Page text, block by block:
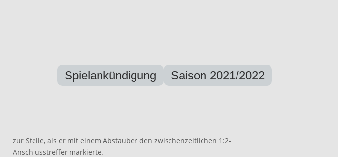
Spielankündigung Saison 2021/2022
zur Stelle, als er mit einem Abstauber den zwischenzeitlichen 1:2-
Anschlusstreffer markierte.